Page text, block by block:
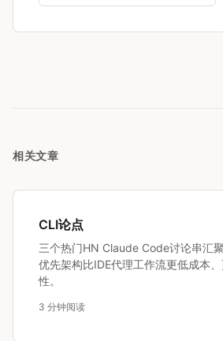
相关文章
CLI论点
三个热门HN Claude Code讨论串汇
优先架构比IDE代理工作流更低成本
性。
3 分钟阅读